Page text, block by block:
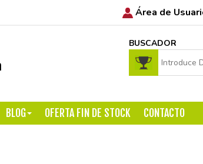
Área de
BUSCADOR
BLOG OFERTA FIN DE STOCK CONTACTO